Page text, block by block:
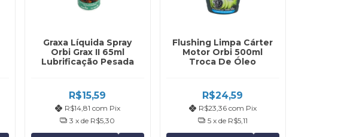
Graxa Líquida Spray
Orbi Grax II 65ml
Lubrificação Pesada
R$15,59
R$14,81 com Pix
3 x de R$5,30
Flushing Limpa Cárter
Motor Orbi 500ml
Troca De Óleo
R$24,59
R$23,36 com Pix
5 x de R$5,11